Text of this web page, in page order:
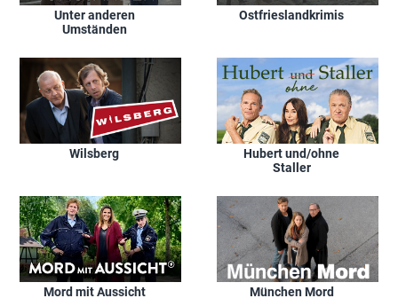
Unter anderen
Umständen
Ostfrieslandkrimis
Wilsberg
Hubert und/ohne
Staller
Mord mit Aussicht München Mord